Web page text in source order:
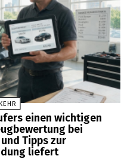
einen wichtigen
bei
Tipps zur
liefert